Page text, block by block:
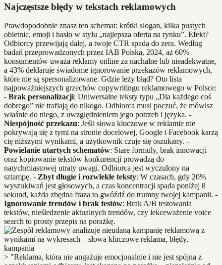
Najczęstsze błędy w tekstach reklamowych
Prawdopodobnie znasz ten schemat: krótki slogan, kilka pustych
obietnic, emoji i hasło w stylu „najlepsza oferta na rynku”. Efekt?
Odbiorcy przewijają dalej, a twoje CTR spada do zera. Według
badań przeprowadzonych przez IAB Polska, 2024, aż 60%
konsumentów uważa reklamy online za nachalne lub nieadekwatne,
a 43% deklaruje świadome ignorowanie przekazów reklamowych,
które nie są spersonalizowane. Gdzie leży błąd? Oto lista
najpoważniejszych grzechów copywritingu reklamowego w Polsce:
- Brak personalizacji: Uniwersalne teksty typu „Dla każdego coś
dobrego” nie trafiają do nikogo. Odbiorca musi poczuć, że mówisz
właśnie do niego, z uwzględnieniem jego potrzeb i języka. -
Niespójność przekazu: Jeśli słowa kluczowe w reklamie nie
pokrywają się z tymi na stronie docelowej, Google i Facebook karzą
cię niższymi wynikami, a użytkownik czuje się oszukany. -
Powielanie utartych schematów: Stare formuły, brak innowacji
oraz kopiowanie tekstów konkurencji prowadzą do
natychmiastowej utraty uwagi. Odbiorca jest wyczulony na
sztampę. - Zbyt długie i rozwlekłe teksty: W czasach, gdy 20%
wyszukiwań jest głosowych, a czas koncentracji spada poniżej 8
sekund, każda zbędna fraza to gwóźdź do trumny twojej kampanii. -
Ignorowanie trendów i brak testów: Brak A/B testowania
tekstów, nieśledzenie aktualnych trendów, czy lekceważenie voice
search to prosty przepis na porażkę.
> "Reklama, która nie angażuje emocjonalnie i nie jest spójna z